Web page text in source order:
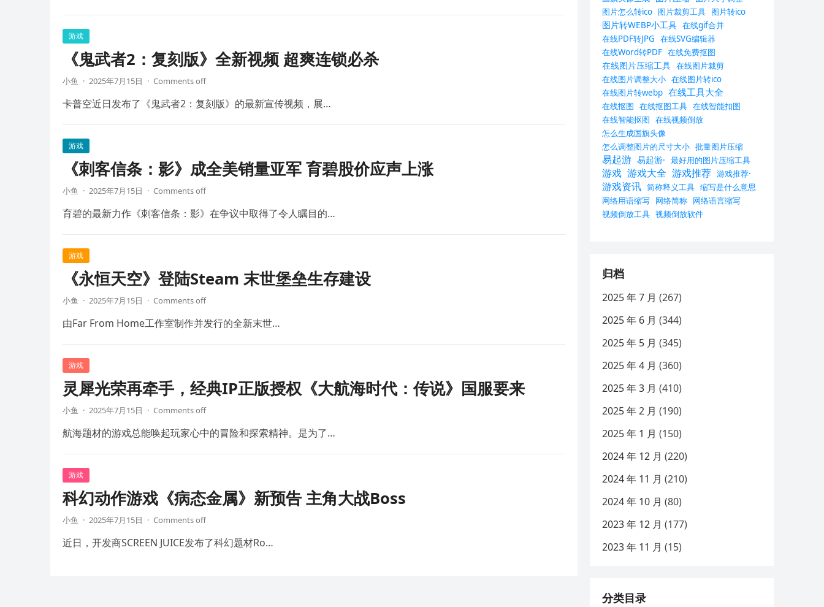
游戏
《鬼武者2：复刻版》全新视频 超爽连锁必杀
小鱼 · 2025年7月15日 · Comments off
卡普空近日发布了《鬼武者2：复刻版》的最新宣传视频，展…
游戏
《刺客信条：影》成全美销量亚军 育碧股价应声上涨
小鱼 · 2025年7月15日 · Comments off
育碧的最新力作《刺客信条：影》在争议中取得了令人瞩目的…
游戏
《永恒天空》登陆Steam 末世堡垒生存建设
小鱼 · 2025年7月15日 · Comments off
由Far From Home工作室制作并发行的全新末世…
游戏
灵犀光荣再牵手，经典IP正版授权《大航海时代：传说》国服要来
小鱼 · 2025年7月15日 · Comments off
航海题材的游戏总能唤起玩家心中的冒险和探索精神。是为了…
游戏
科幻动作游戏《病态金属》新预告 主角大战Boss
小鱼 · 2025年7月15日 · Comments off
近日，开发商SCREEN JUICE发布了科幻题材Ro…
图片怎么转ico 图片裁剪工具 图片转ico
图片转WEBP小工具 在线gif合并
在线PDF转JPG 在线SVG编辑器
在线Word转PDF 在线免费抠图
在线图片压缩工具 在线图片裁剪
在线图片调整大小 在线图片转ico
在线图片转webp 在线工具大全
在线抠图 在线抠图工具 在线智能扣图
在线智能抠图 在线视频倒放
怎么生成国旗头像
怎么调整图片的尺寸大小 批量图片压缩
易起游 易起游· 最好用的图片压缩工具
游戏 游戏大全 游戏推荐 游戏推荐·
游戏资讯 简称释义工具 缩写是什么意思
网络用语缩写 网络简称 网络语言缩写
视频倒放工具 视频倒放软件
归档
2025 年 7 月 (267)
2025 年 6 月 (344)
2025 年 5 月 (345)
2025 年 4 月 (360)
2025 年 3 月 (410)
2025 年 2 月 (190)
2025 年 1 月 (150)
2024 年 12 月 (220)
2024 年 11 月 (210)
2024 年 10 月 (80)
2023 年 12 月 (177)
2023 年 11 月 (15)
分类目录